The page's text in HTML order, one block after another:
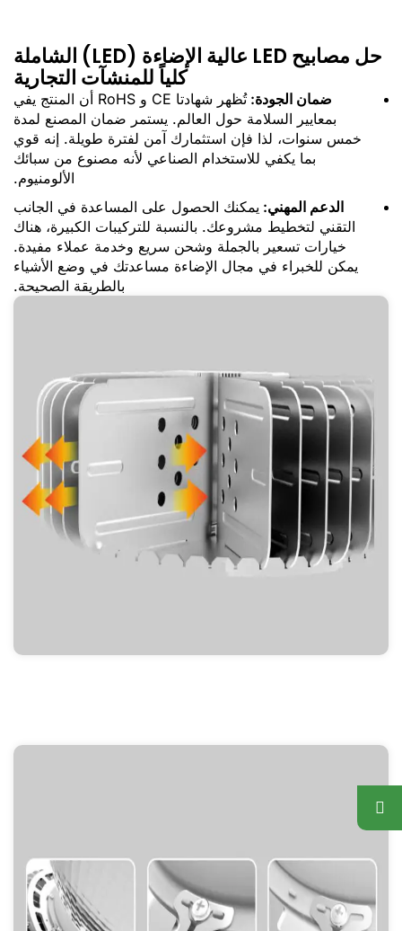
حل مصابيح LED عالية الإضاءة (LED) الشاملة
كلياً للمنشآت التجارية
ضمان الجودة:
تُظهر شهادتا CE و RoHS أن المنتج يفي
بمعايير السلامة حول العالم. يستمر ضمان المصنع لمدة
خمس سنوات، لذا فإن استثمارك آمن لفترة طويلة. إنه قوي
بما يكفي للاستخدام الصناعي لأنه مصنوع من سبائك
الألومنيوم.
الدعم المهني: يمكنك الحصول على المساعدة في الجانب
التقني لتخطيط مشروعك. بالنسبة للتركيبات الكبيرة، هناك
خيارات تسعير بالجملة وشحن سريع وخدمة عملاء مفيدة.
يمكن للخبراء في مجال الإضاءة مساعدتك في وضع الأشياء
بالطريقة الصحيحة.